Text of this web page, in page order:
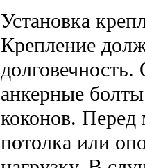
Установка
Крепление
анкерные
коконов. Перед
потолка или